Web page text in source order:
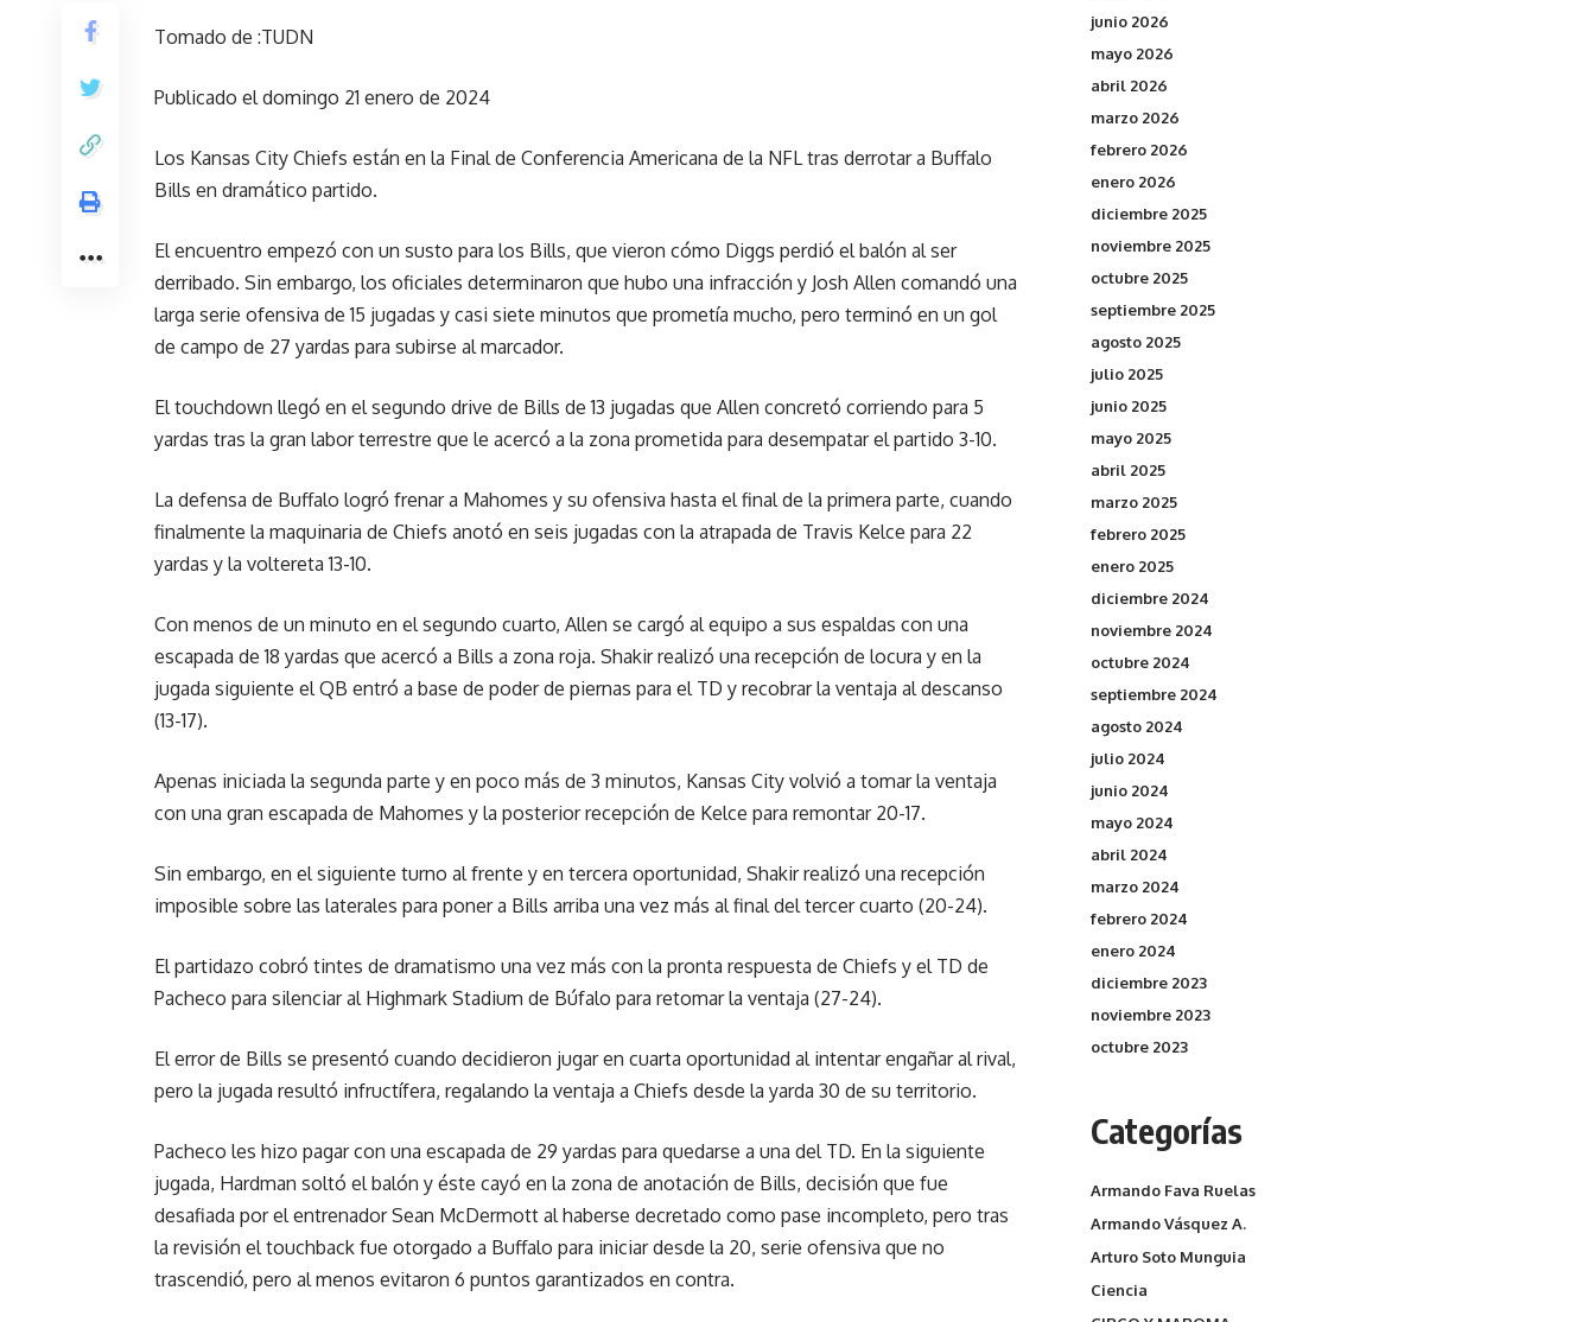
Tomado de :TUDN
Publicado el domingo 21 enero de 2024
Los Kansas City Chiefs están en la Final de Conferencia Americana de la NFL tras derrotar a Buffalo
Bills en dramático partido.
El encuentro empezó con un susto para los Bills, que vieron cómo Diggs perdió el balón al ser
derribado. Sin embargo, los oficiales determinaron que hubo una infracción y Josh Allen comandó una
larga serie ofensiva de 15 jugadas y casi siete minutos que prometía mucho, pero terminó en un gol
de campo de 27 yardas para subirse al marcador.
El touchdown llegó en el segundo drive de Bills de 13 jugadas que Allen concretó corriendo para 5
yardas tras la gran labor terrestre que le acercó a la zona prometida para desempatar el partido 3-10.
La defensa de Buffalo logró frenar a Mahomes y su ofensiva hasta el final de la primera parte, cuando
finalmente la maquinaria de Chiefs anotó en seis jugadas con la atrapada de Travis Kelce para 22
yardas y la voltereta 13-10.
Con menos de un minuto en el segundo cuarto, Allen se cargó al equipo a sus espaldas con una
escapada de 18 yardas que acercó a Bills a zona roja. Shakir realizó una recepción de locura y en la
jugada siguiente el QB entró a base de poder de piernas para el TD y recobrar la ventaja al descanso
(13-17).
Apenas iniciada la segunda parte y en poco más de 3 minutos, Kansas City volvió a tomar la ventaja
con una gran escapada de Mahomes y la posterior recepción de Kelce para remontar 20-17.
Sin embargo, en el siguiente turno al frente y en tercera oportunidad, Shakir realizó una recepción
imposible sobre las laterales para poner a Bills arriba una vez más al final del tercer cuarto (20-24).
El partidazo cobró tintes de dramatismo una vez más con la pronta respuesta de Chiefs y el TD de
Pacheco para silenciar al Highmark Stadium de Búfalo para retomar la ventaja (27-24).
El error de Bills se presentó cuando decidieron jugar en cuarta oportunidad al intentar engañar al rival,
pero la jugada resultó infructífera, regalando la ventaja a Chiefs desde la yarda 30 de su territorio.
Pacheco les hizo pagar con una escapada de 29 yardas para quedarse a una del TD. En la siguiente
jugada, Hardman soltó el balón y éste cayó en la zona de anotación de Bills, decisión que fue
desafiada por el entrenador Sean McDermott al haberse decretado como pase incompleto, pero tras
la revisión el touchback fue otorgado a Buffalo para iniciar desde la 20, serie ofensiva que no
trascendió, pero al menos evitaron 6 puntos garantizados en contra.
junio 2026
mayo 2026
abril 2026
marzo 2026
febrero 2026
enero 2026
diciembre 2025
noviembre 2025
octubre 2025
septiembre 2025
agosto 2025
julio 2025
junio 2025
mayo 2025
abril 2025
marzo 2025
febrero 2025
enero 2025
diciembre 2024
noviembre 2024
octubre 2024
septiembre 2024
agosto 2024
julio 2024
junio 2024
mayo 2024
abril 2024
marzo 2024
febrero 2024
enero 2024
diciembre 2023
noviembre 2023
octubre 2023
Categorías
Armando Fava Ruelas
Armando Vásquez A.
Arturo Soto Munguia
Ciencia